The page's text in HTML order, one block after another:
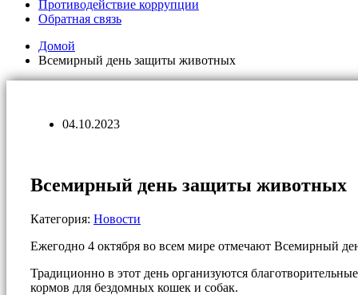
Противодействие коррупции
Обратная связь
Домой
Всемирный день защиты животных
04.10.2023
Всемирный день защиты животных
Категория: Новости
Ежегодно 4 октября во всем мире отмечают Всемирный
Традиционно в этот день организуются
кормов для бездомных кошек и собак.